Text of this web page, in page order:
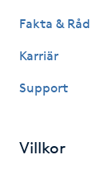
IPL
Fakta & Råd
Karriär
Support
Villkor